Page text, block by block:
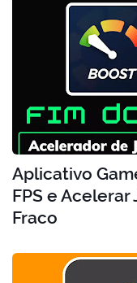
Aplicativo
FPS e
Fraco